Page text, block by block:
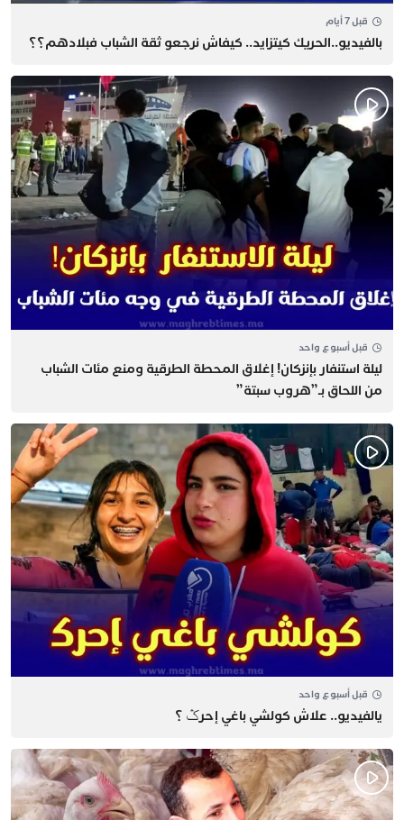
قبل 7 أيام
بالفيديو..الحريك كيتزايد.. كيفاش نرجعو ثقة الشباب فبلادهم؟؟
قبل أسبوع واحد
​ليلة استنفار بإنزكان! إغلاق المحطة الطرقية ومنع مئات الشباب
من اللحاق بـ”هروب سبتة”
قبل أسبوع واحد
يالفيديو.. علاش كولشي باغي إحرݣ ؟